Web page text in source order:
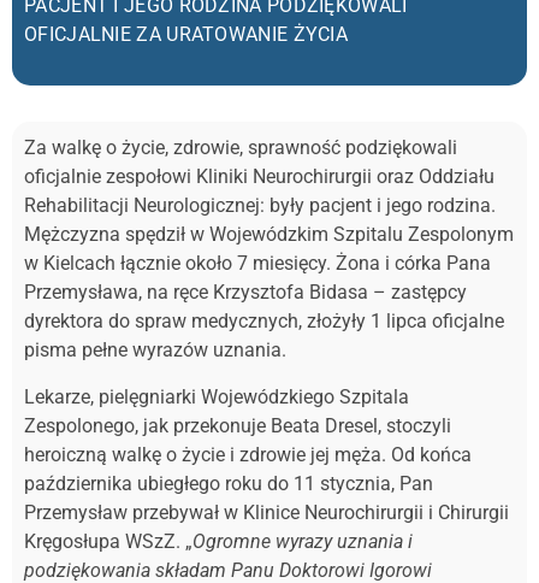
PACJENT I JEGO RODZINA PODZIĘKOWALI
OFICJALNIE ZA URATOWANIE ŻYCIA
Za walkę o życie, zdrowie, sprawność podziękowali
oficjalnie zespołowi Kliniki Neurochirurgii oraz Oddziału
Rehabilitacji Neurologicznej: były pacjent i jego rodzina.
Mężczyzna spędził w Wojewódzkim Szpitalu Zespolonym
w Kielcach łącznie około 7 miesięcy. Żona i córka Pana
Przemysława, na ręce Krzysztofa Bidasa – zastępcy
dyrektora do spraw medycznych, złożyły 1 lipca oficjalne
pisma pełne wyrazów uznania.
Lekarze, pielęgniarki Wojewódzkiego Szpitala
Zespolonego, jak przekonuje Beata Dresel, stoczyli
heroiczną walkę o życie i zdrowie jej męża. Od końca
października ubiegłego roku do 11 stycznia, Pan
Przemysław przebywał w Klinice Neurochirurgii i Chirurgii
Kręgosłupa WSzZ. „Ogromne wyrazy uznania i
podziękowania składam Panu Doktorowi Igorowi